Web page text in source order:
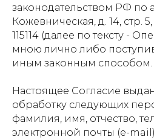
законодательством РФ по
Кожевническая, д. 14, стр.
115114 (далее по тексту -
мною лично либо
иным законным способом.
Настоящее Согласие
обработку следующих
фамилия, имя, отчество,
электронной почты (e-